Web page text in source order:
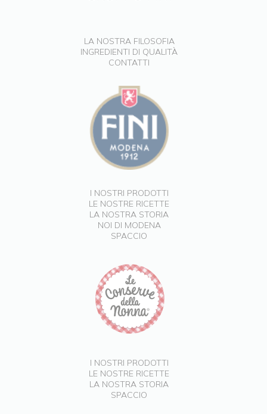
LA NOSTRA FILOSOFIA
INGREDIENTI DI QUALITÀ
CONTATTI
I NOSTRI PRODOTTI
LE NOSTRE RICETTE
LA NOSTRA STORIA
NOI DI MODENA
SPACCIO
I NOSTRI PRODOTTI
LE NOSTRE RICETTE
LA NOSTRA STORIA
SPACCIO